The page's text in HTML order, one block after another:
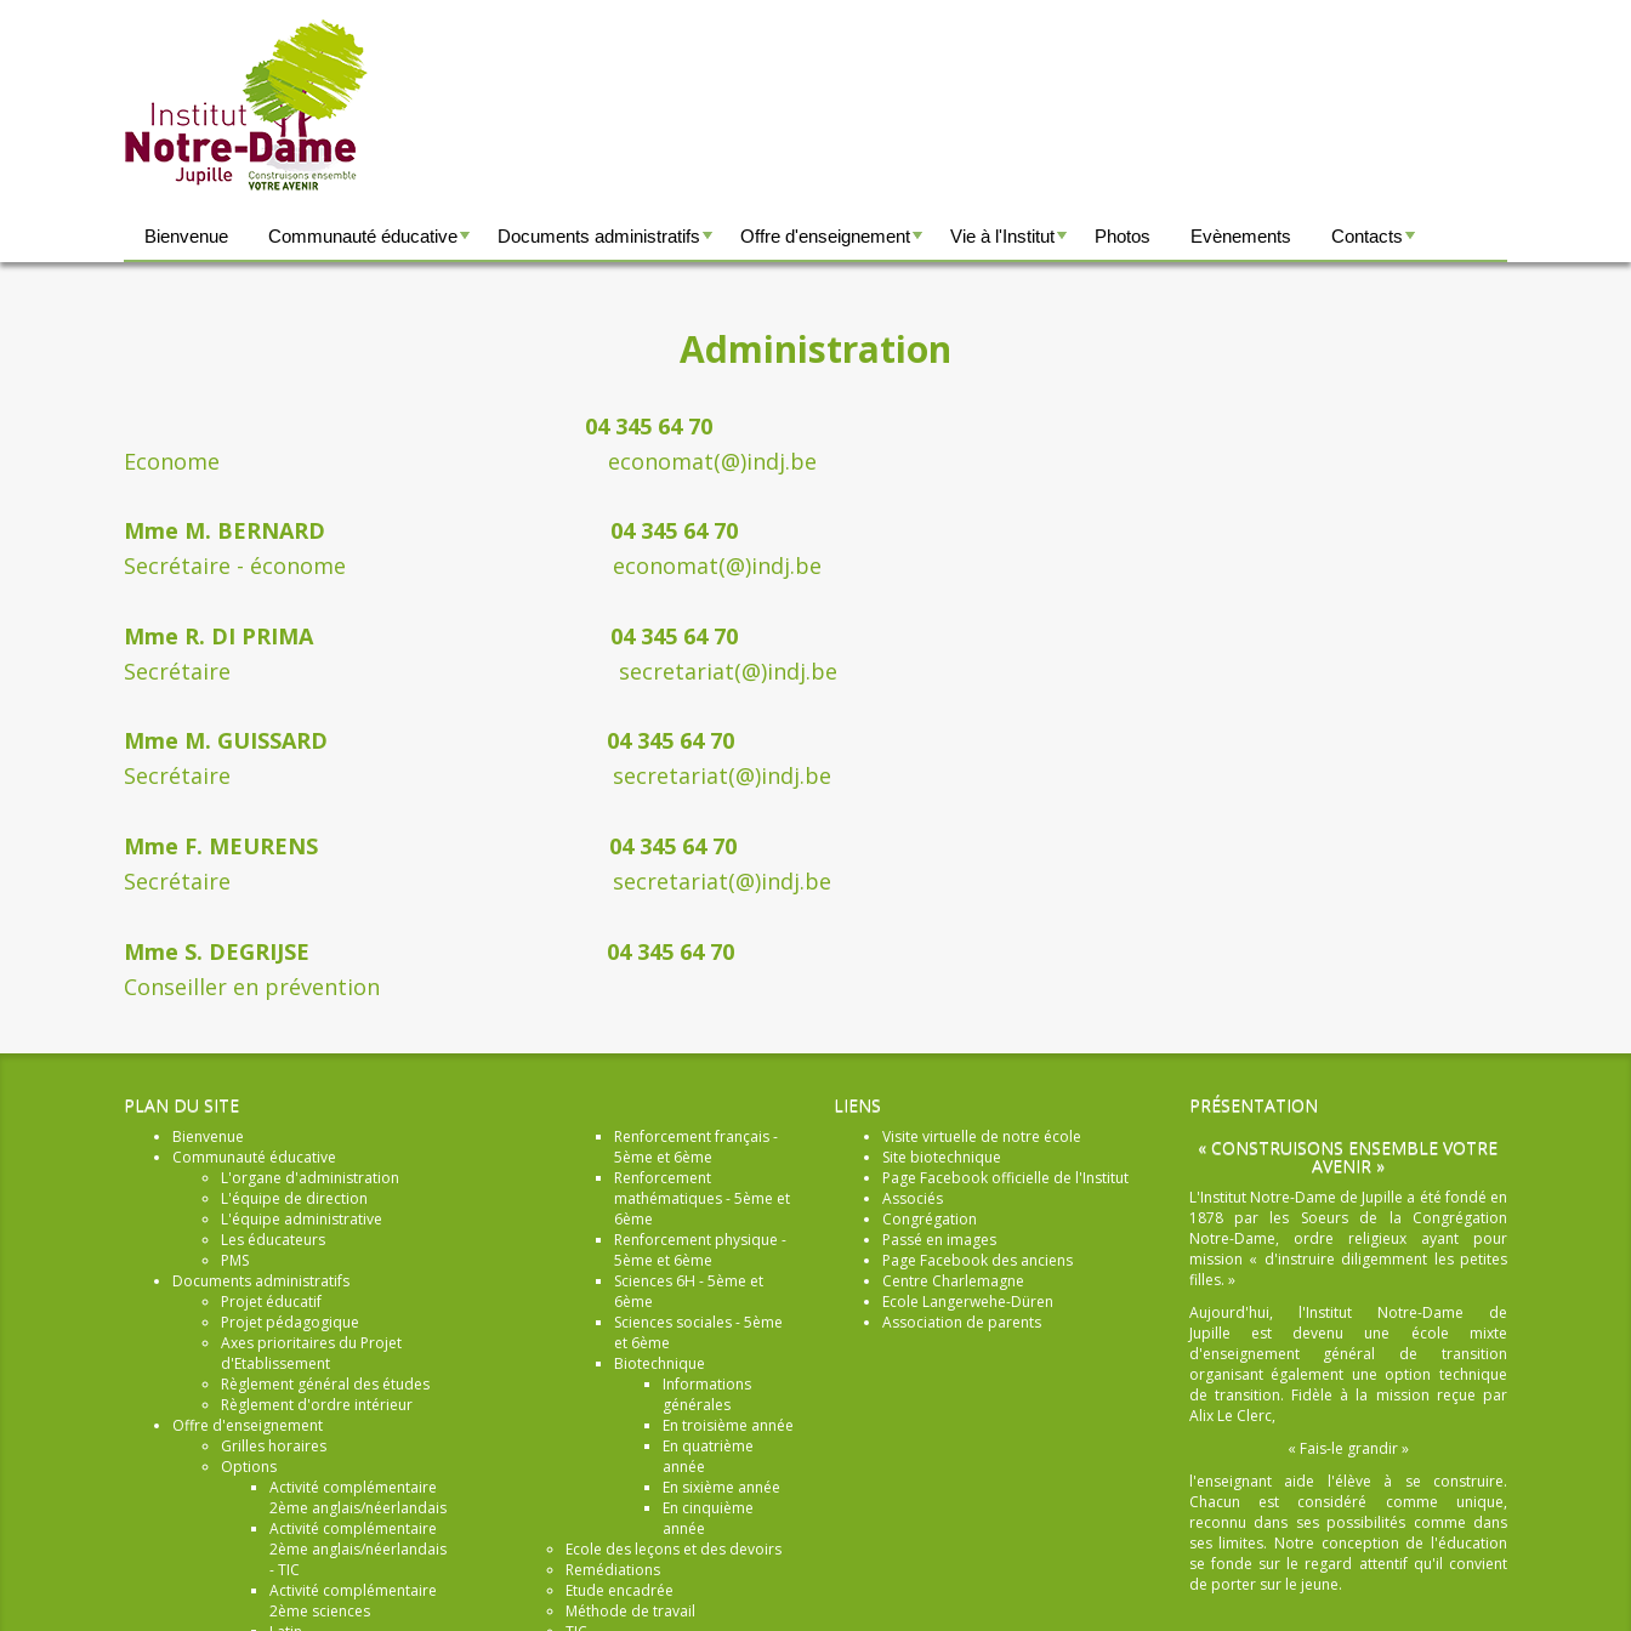
Bienvenue Communauté éducative Documents administratifs Offre d'enseignement Vie à l'Institut Photos Evènements Contacts
Administration
04 345 64 70
Econome economat(@)indj.be
Mme M. BERNARD 04 345 64 70
Secrétaire - économe economat(@)indj.be
Mme R. DI PRIMA04 345 64 70
Secrétaire
secretariat(@)indj.be
Mme M. GUISSARD
04 345 64 70
Secrétaire secretariat(@)indj.be
Mme F. MEURENS
04 345 64 70
Secrétaire
secretariat(@)indj.be
Mme S. DEGRIJSE
04 345 64 70
Conseiller en prévention
PLAN DU SITE
Bienvenue
Communauté éducative
L'organe d'administration
L'équipe de direction
L'équipe administrative
Les éducateurs
PMS
Documents administratifs
Projet éducatif
Projet pédagogique
Axes prioritaires du Projet
d'Etablissement
Règlement général des études
Règlement d'ordre intérieur
Offre d'enseignement
Grilles horaires
Options
Activité complémentaire
2ème anglais/néerlandais
Activité complémentaire
2ème anglais/néerlandais
- TIC
Activité complémentaire
2ème sciences
Renforcement français -
5ème et 6ème
Renforcement
mathématiques - 5ème et
6ème
Renforcement physique -
5ème et 6ème
Sciences 6H - 5ème et
6ème
Sciences sociales - 5ème
et 6ème
Biotechnique
Informations
générales
En troisième année
En quatrième
année
En sixième année
En cinquième
année
Ecole des leçons et des devoirs
Remédiations
Etude encadrée
Méthode de travail
LIENS
Visite virtuelle de notre école
Site biotechnique
Page Facebook officielle de l'Institut
Associés
Congrégation
Passé en images
Page Facebook des anciens
Centre Charlemagne
Ecole Langerwehe-Düren
Association de parents
PRÉSENTATION
« CONSTRUISONS ENSEMBLE VOTRE
AVENIR »
L'Institut Notre-Dame de Jupille a été fondé en
1878 par les Soeurs de la Congrégation
Notre-Dame, ordre religieux ayant pour
mission « d'instruire diligemment les petites
filles. »
Aujourd'hui, l'Institut Notre-Dame de
Jupille est devenu une école mixte
d'enseignement général de transition
organisant également une option technique
de transition. Fidèle à la mission reçue par
Alix Le Clerc,
« Fais-le grandir »
l'enseignant aide l'élève à se construire.
Chacun est considéré comme unique,
reconnu dans ses possibilités comme dans
ses limites. Notre conception de l'éducation
se fonde sur le regard attentif qu'il convient
de porter sur le jeune.